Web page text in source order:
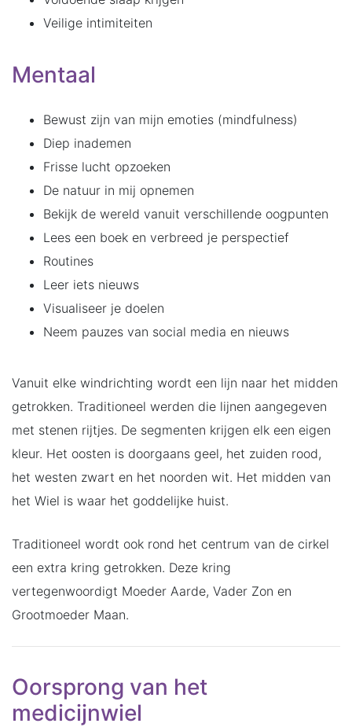
Veilige intimiteiten
Mentaal
Bewust zijn van mijn emoties (mindfulness)
Diep inademen
Frisse lucht opzoeken
De natuur in mij opnemen
Bekijk de wereld vanuit verschillende oogpunten
Lees een boek en verbreed je perspectief
Routines
Leer iets nieuws
Visualiseer je doelen
Neem pauzes van social media en nieuws
Vanuit elke windrichting wordt een lijn naar het midden
getrokken. Traditioneel werden die lijnen aangegeven
met stenen rijtjes. De segmenten krijgen elk een eigen
kleur. Het oosten is doorgaans geel, het zuiden rood,
het westen zwart en het noorden wit. Het midden van
het Wiel is waar het goddelijke huist.
Traditioneel wordt ook rond het centrum van de cirkel
een extra kring getrokken. Deze kring
vertegenwoordigt Moeder Aarde, Vader Zon en
Grootmoeder Maan.
Oorsprong van het
medicijnwiel